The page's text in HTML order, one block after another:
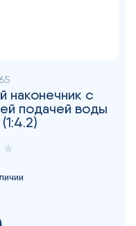
наконечник с
подачей воды